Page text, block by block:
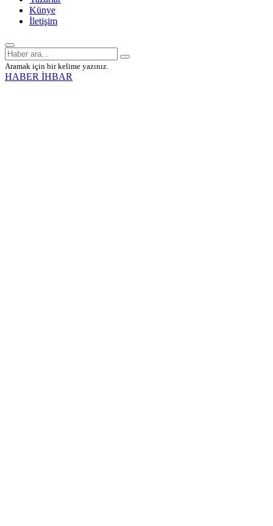
Künye
İletişim
Aramak için bir kelime yazınız.
HABER İHBAR